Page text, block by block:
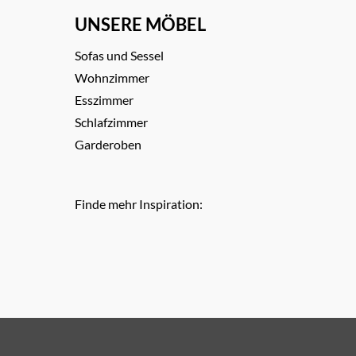
UNSERE MÖBEL
Sofas und Sessel
Wohnzimmer
Esszimmer
Schlafzimmer
Garderoben
Finde mehr Inspiration: